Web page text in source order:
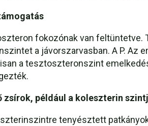
fokozónak van feltüntetve.
a jávorszarvasban. A P. Az
a tesztoszteronszint
zsírok, például a koleszterin
tenyésztett